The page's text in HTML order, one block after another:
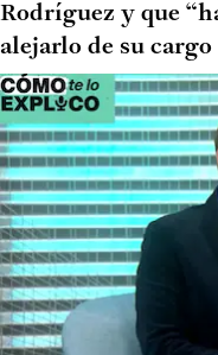
Rodríguez y que
alejarlo de su cargo